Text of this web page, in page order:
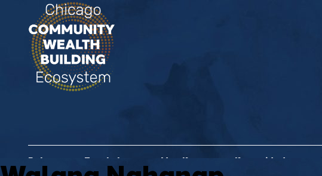
Bahay Tungkol sa Mga Kasosyo sa Komunidad